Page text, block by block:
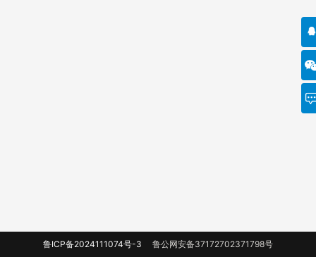
鲁ICP备2024111074号-3 鲁公网安备37172702371798号